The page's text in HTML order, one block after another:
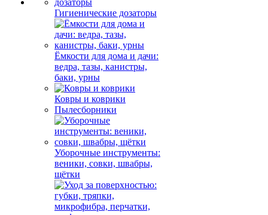
Гигиенические дозаторы
Ёмкости для дома и дачи:
ведра, тазы, канистры,
баки, урны
Ковры и коврики
Пылесборники
Уборочные инструменты:
веники, совки, швабры,
щётки